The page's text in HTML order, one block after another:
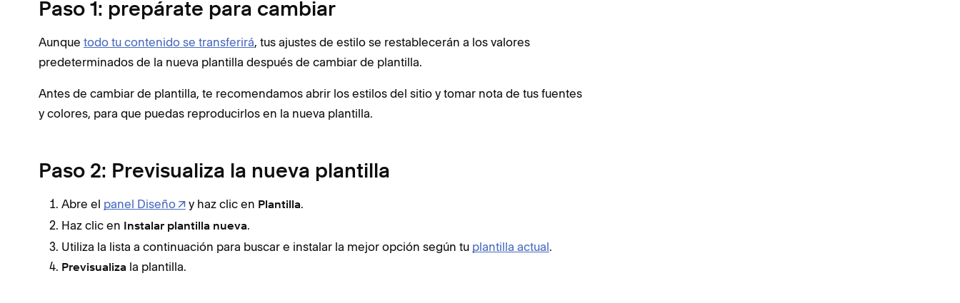
Paso 1: prepárate para cambiar
Aunque todo tu contenido se transferirá, tus ajustes de estilo se restablecerán a los valores
predeterminados de la nueva plantilla después de cambiar de plantilla.
Antes de cambiar de plantilla, te recomendamos abrir los estilos del sitio y tomar nota de tus fuentes
y colores, para que puedas reproducirlos en la nueva plantilla.
Paso 2: Previsualiza la nueva plantilla
Abre el panel Diseño y haz clic en Plantilla.
Haz clic en Instalar plantilla nueva.
Utiliza la lista a continuación para buscar e instalar la mejor opción según tu plantilla actual.
Previsualiza la plantilla.